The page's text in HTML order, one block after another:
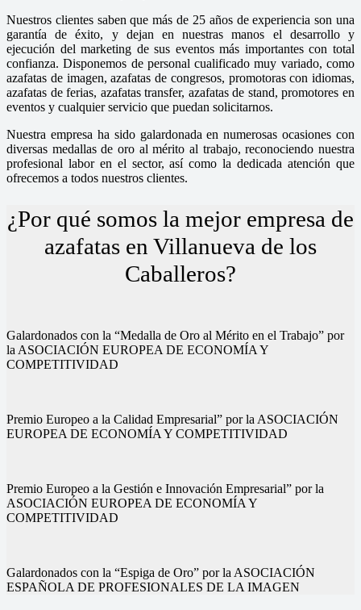
Nuestros clientes saben que más de 25 años de experiencia son una
garantía de éxito, y dejan en nuestras manos el desarrollo y
ejecución del marketing de sus eventos más importantes con total
confianza. Disponemos de personal cualificado muy variado, como
azafatas de imagen, azafatas de congresos, promotoras con idiomas,
azafatas de ferias, azafatas transfer, azafatas de stand, promotores en
eventos y cualquier servicio que puedan solicitarnos.
Nuestra empresa ha sido galardonada en numerosas ocasiones con
diversas medallas de oro al mérito al trabajo, reconociendo nuestra
profesional labor en el sector, así como la dedicada atención que
ofrecemos a todos nuestros clientes.
¿Por qué somos la mejor empresa de
azafatas en Villanueva de los
Caballeros?
Galardonados con la “Medalla de Oro al Mérito en el Trabajo” por
la ASOCIACIÓN EUROPEA DE ECONOMÍA Y
COMPETITIVIDAD
Premio Europeo a la Calidad Empresarial” por la ASOCIACIÓN
EUROPEA DE ECONOMÍA Y COMPETITIVIDAD
Premio Europeo a la Gestión e Innovación Empresarial” por la
ASOCIACIÓN EUROPEA DE ECONOMÍA Y
COMPETITIVIDAD
Galardonados con la “Espiga de Oro” por la ASOCIACIÓN
ESPAÑOLA DE PROFESIONALES DE LA IMAGEN